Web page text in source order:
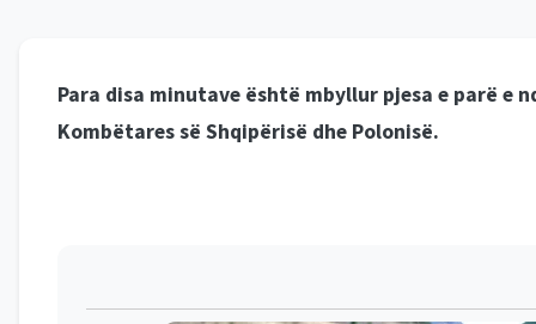
Para disa minutave është mbyllur pjesa e parë e
Kombëtares së Shqipërisë dhe Polonisë.